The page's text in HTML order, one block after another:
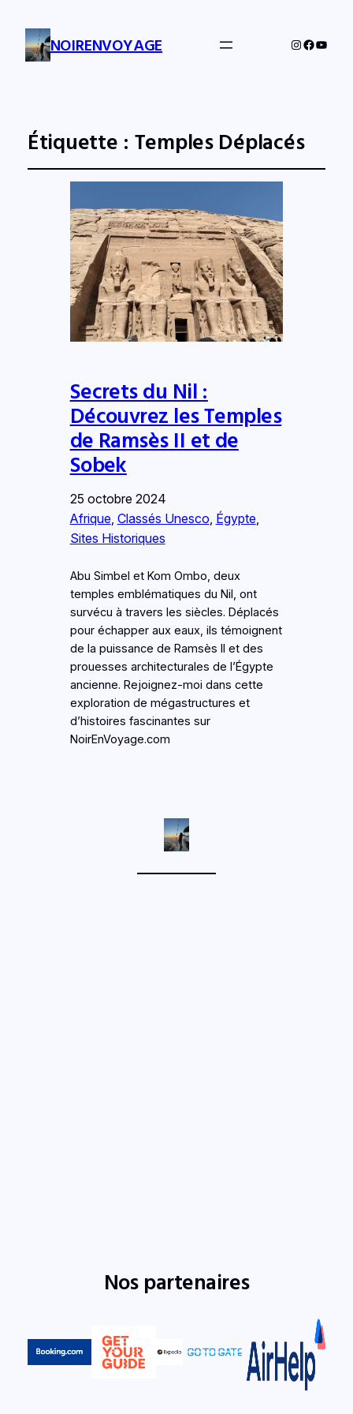
NOIRENVOYAGE Instagram
Étiquette : Temples Déplacés
Secrets du Nil :
Découvrez les Temples
de Ramsès II et de
Sobek
25 octobre 2024
Afrique, Classés Unesco Égypte
Sites Historiques
Abu Simbel et Kom Ombo, deux
temples emblématiques du Nil, ont
survécu à travers les siècles. Déplacés
pour échapper aux eaux, ils témoignent
de la puissance de Ramsès II et des
prouesses architecturales de l’Égypte
ancienne. Rejoignez-moi dans cette
exploration de mégastructures et
d’histoires fascinantes sur
NoirEnVoyage.com
Nos partenaires